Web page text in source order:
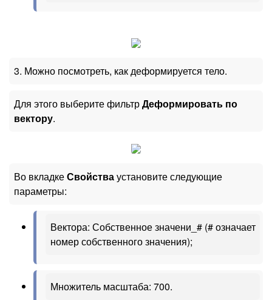
3. Можно посмотреть, как деформируется тело.
Для этого выберите фильтрДеформировать по
вектору.
Во вкладкеСвойстваустановите следующие
параметры:
Вектора: Собственное значени_# (# означает
номер собственного значения);
Множитель масштаба: 700.